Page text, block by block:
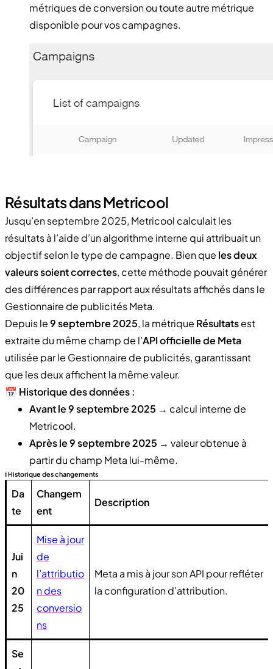
métriques de conversion ou toute autre métrique
disponible pour vos campagnes.
Résultats dans Metricool
Jusqu’en septembre 2025, Metricool calculait les
résultats à l’aide d’un algorithme interne qui attribuait un
objectif selon le type de campagne. Bien que les deux
valeurs soient correctes, cette méthode pouvait générer
des différences par rapport aux résultats affichés dans le
Gestionnaire de publicités Meta.
Depuis le9 septembre 2025, la métrique Résultatsest
extraite du même champ de l’API officielle de Meta
utilisée par le Gestionnaire de publicités, garantissant
que les deux affichent la même valeur.
📅 Historique des données :
Avant le 9 septembre 2025 → calcul interne de
Metricool.
Après le 9 septembre 2025 → valeur obtenue à
partir du champ Meta lui-même.
ℹ️ Historique des changements
Da
te
Changem
ent
Description
Jui
n
20
25
Mise à jour
de
l’attributio
n des
conversio
ns
Meta a mis à jour son API pour refléter
la configuration d’attribution.
Se